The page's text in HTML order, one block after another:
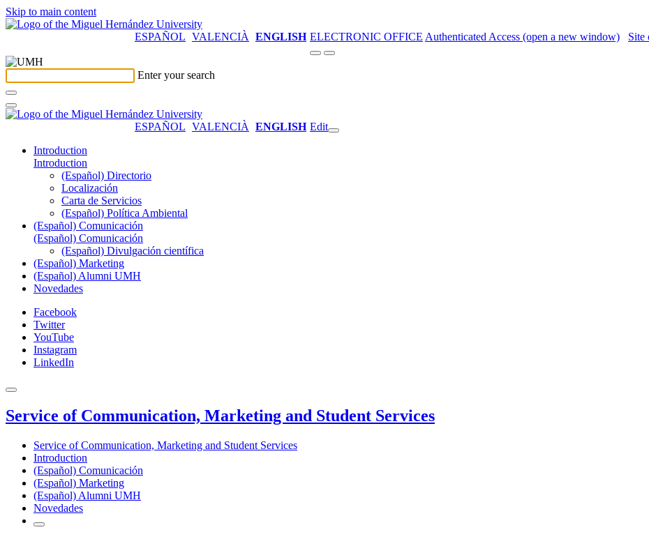
Skip to main content
ESPAÑOL VALENCIÀ ENGLISH ELECTRONIC OFFICE Authenticated Access (open a new window) Site
Enter your search
ESPAÑOL VALENCIÀ ENGLISH Edit
Introduction
Introduction
(Español) Directorio
Localización
Carta de Servicios
(Español) Política Ambiental
(Español) Comunicación
(Español) Comunicación
(Español) Divulgación científica
(Español) Marketing
(Español) Alumni UMH
Novedades
Facebook
Twitter
YouTube
Instagram
LinkedIn
Service of Communication, Marketing and Student Services
Service of Communication, Marketing and Student Services
Introduction
(Español) Comunicación
(Español) Marketing
(Español) Alumni UMH
Novedades